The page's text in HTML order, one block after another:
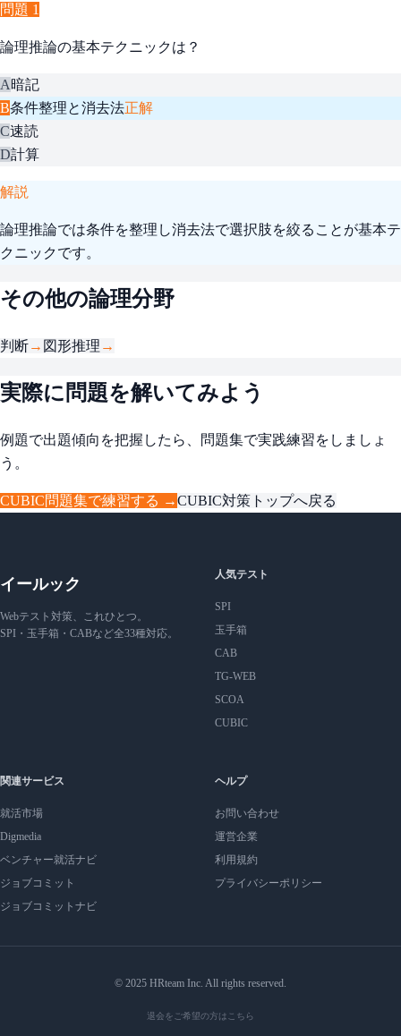
問題 1
論理推論の基本テクニックは？
A暗記
B条件整理と消去法正解
C速読
D計算
解説
論理推論では条件を整理し消去法で選択肢を絞ることが基本テ
クニックです。
その他の論理分野
判断→ 図形推理 →
実際に問題を解いてみよう
例題で出題傾向を把握したら、問題集で実践練習をしましょ
う。
CUBIC問題集で練習する →CUBIC対策トップへ戻る
イールック
Webテスト対策、これひとつ。
SPI・玉手箱・CABなど全33種対応。
人気テスト
SPI
玉手箱
CAB
TG-WEB
SCOA
CUBIC
関連サービス
就活市場
Digmedia
ベンチャー就活ナビ
ジョブコミット
ジョブコミットナビ
ヘルプ
お問い合わせ
運営企業
利用規約
プライバシーポリシー
© 2025 HRteam Inc. All rights reserved.
退会をご希望の方はこちら